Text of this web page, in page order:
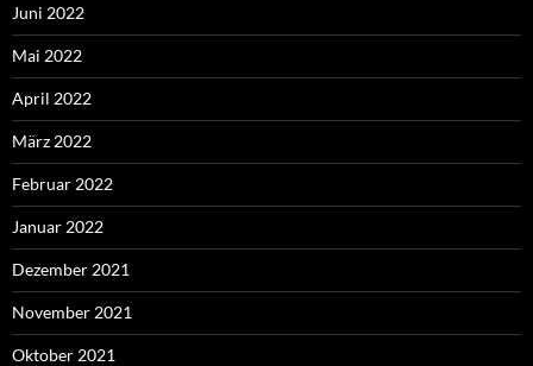
Juni 2022
Mai 2022
April 2022
März 2022
Februar 2022
Januar 2022
Dezember 2021
November 2021
Oktober 2021